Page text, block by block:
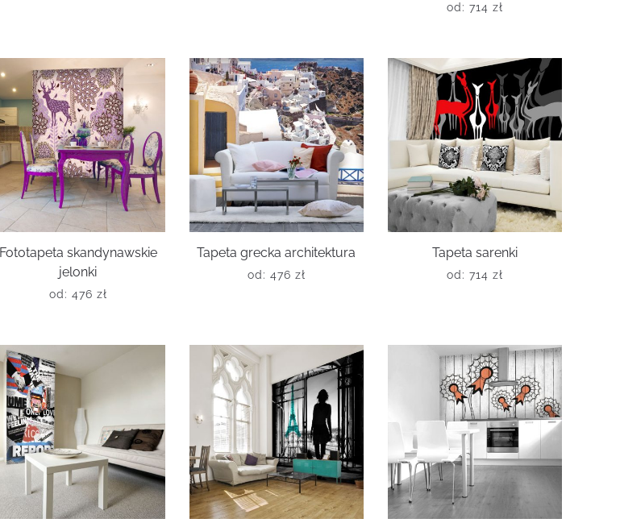
od: 714 zł
Fototapeta skandynawskie
jelonki
od: 476 zł
Tapeta grecka architektura
od: 476 zł
Tapeta sarenki
od: 714 zł